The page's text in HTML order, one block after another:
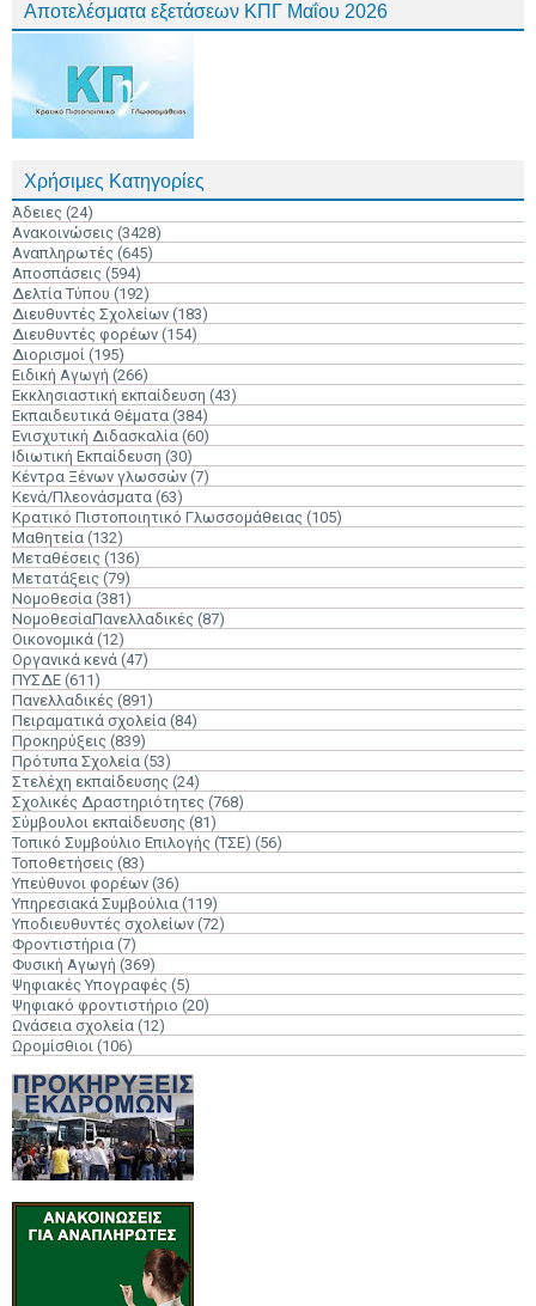
Αποτελέσματα εξετάσεων ΚΠΓ Μαΐου 2026
Χρήσιμες Κατηγορίες
Άδειες (24)
Ανακοινώσεις (3428)
Αναπληρωτές (645)
Αποσπάσεις (594)
Δελτία Τύπου (192)
Διευθυντές Σχολείων (183)
Διευθυντές φορέων (154)
Διορισμοί (195)
Ειδική Αγωγή (266)
Εκκλησιαστική εκπαίδευση (43)
Εκπαιδευτικά Θέματα (384)
Ενισχυτική Διδασκαλία (60)
Ιδιωτική Εκπαίδευση (30)
Κέντρα Ξένων γλωσσών (7)
Κενά/Πλεονάσματα (63)
Κρατικό Πιστοποιητικό Γλωσσομάθειας (105)
Μαθητεία (132)
Μεταθέσεις (136)
Μετατάξεις (79)
Νομοθεσία (381)
ΝομοθεσίαΠανελλαδικές (87)
Οικονομικά (12)
Οργανικά κενά (47)
ΠΥΣΔΕ (611)
Πανελλαδικές (891)
Πειραματικά σχολεία (84)
Προκηρύξεις (839)
Πρότυπα Σχολεία (53)
Στελέχη εκπαίδευσης (24)
Σχολικές Δραστηριότητες (768)
Σύμβουλοι εκπαίδευσης (81)
Τοπικό Συμβούλιο Επιλογής (ΤΣΕ) (56)
Τοποθετήσεις (83)
Υπεύθυνοι φορέων (36)
Υπηρεσιακά Συμβούλια (119)
Υποδιευθυντές σχολείων (72)
Φροντιστήρια (7)
Φυσική Αγωγή (369)
Ψηφιακές Υπογραφές (5)
Ψηφιακό φροντιστήριο (20)
Ωνάσεια σχολεία (12)
Ωρομίσθιοι (106)